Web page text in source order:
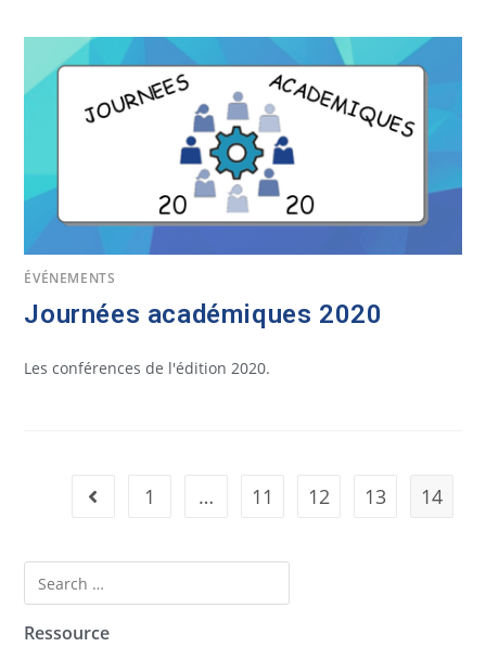
ÉVÉNEMENTS
Journées académiques 2020
Les conférences de l'édition 2020.
1 … 11 12 13 14
Ressource